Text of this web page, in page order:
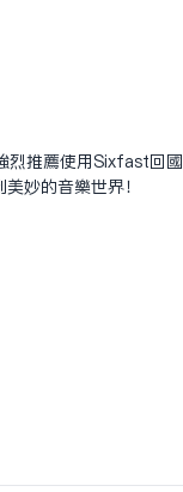
烈推荐使用Sixfast回国
妙的音乐世界！